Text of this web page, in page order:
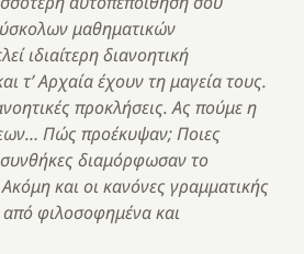
μαθηματικών
ιδιαίτερη διανοητική
τ’ Αρχαία έχουν τη μαγεία τους.
προκλήσεις. Ας πούμε η
Πώς προέκυψαν; Ποιες
συνθήκες διαμόρφωσαν το
και οι κανόνες γραμματικής
φιλοσοφημένα και